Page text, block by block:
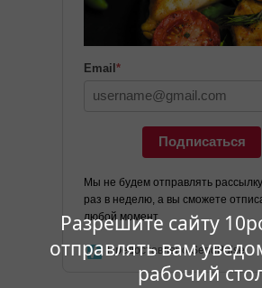
Разрешите сайту
отправлять вам
рабочий
Email *
Подписаться
Мы не будем отправлять
раз в неделю, а вы сможете
любой момент.
Предоставлено SendPulse